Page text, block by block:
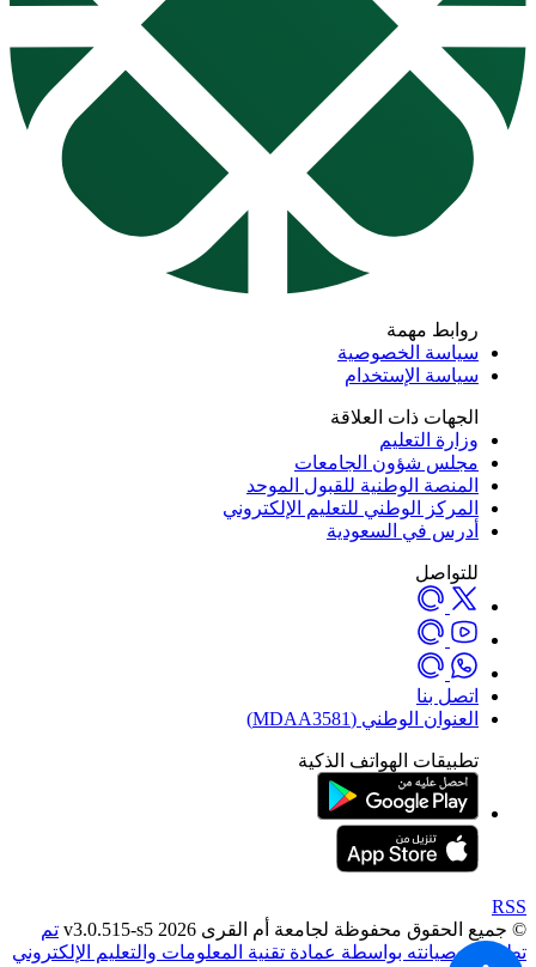
روابط مهمة
سياسة الخصوصية
سياسة الإستخدام
الجهات ذات العلاقة
وزارة التعليم
مجلس شؤون الجامعات
المنصة الوطنية للقبول الموحد
المركز الوطني للتعليم الإلكتروني
أدرس في السعودية
للتواصل
اتصل بنا
العنوان الوطني (MDAA3581)
تطبيقات الهواتف الذكية
RSS
© جميع الحقوق محفوظة لجامعة أم القرى 2026 v3.0.515-s5
تم
تطويره وصيانته بواسطة عمادة تقنية المعلومات والتعليم الإلكتروني